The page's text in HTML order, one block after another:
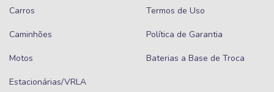
Carros
Caminhões
Motos
Estacionárias/VRLA
Termos de Uso
Política de Garantia
Baterias a Base de Troca